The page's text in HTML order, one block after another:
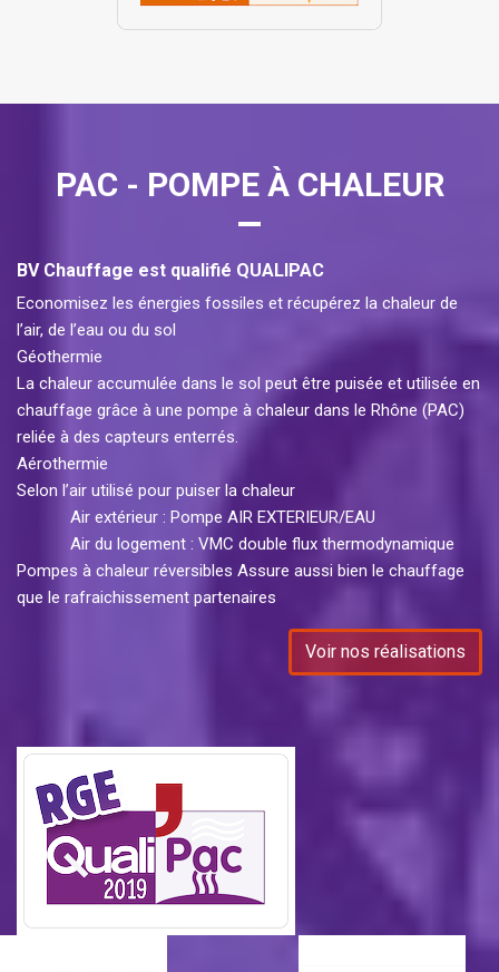
PAC - POMPE À CHALEUR
BV Chauffage est qualifié QUALIPAC
Economisez les énergies fossiles et récupérez la chaleur de
l’air, de l’eau ou du sol
Géothermie
La chaleur accumulée dans le sol peut être puisée et utilisée en
chauffage grâce à une pompe à chaleur dans le Rhône (PAC)
reliée à des capteurs enterrés.
Aérothermie
Selon l’air utilisé pour puiser la chaleur
Air extérieur : Pompe AIR EXTERIEUR/EAU
Air du logement : VMC double flux thermodynamique
Pompes à chaleur réversibles Assure aussi bien le chauffage
que le rafraichissement partenaires
Voir nos réalisations